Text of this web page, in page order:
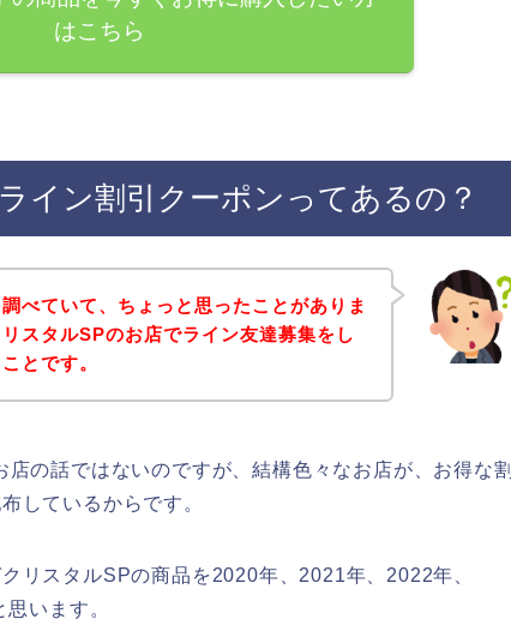
はこちら
イン割引クーポンってあるの？
べていて、ちょっと思ったことがありま
スタルSPのお店でライン友達募集をし
とです。
の話ではないのですが、結構色々なお店が、お得な割
しているからです。
リスタルSPの商品を2020年、2021年、2022年、
います。